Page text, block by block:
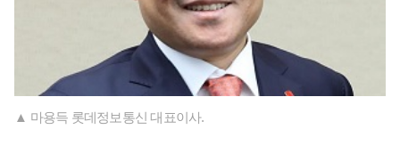
▲ 마용득 롯데정보통신 대표이사.